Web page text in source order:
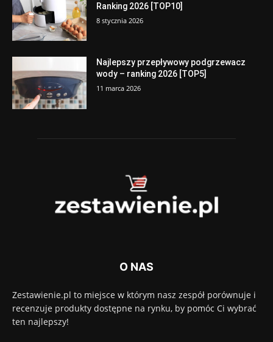
Ranking 2026 [TOP10]
8 stycznia 2026
Najlepszy przepływowy podgrzewacz
wody – ranking 2026 [TOP5]
11 marca 2026
O NAS
Zestawienie.pl to miejsce w którym nasz zespół porównuje i
recenzuje produkty dostępne na rynku, by pomóc Ci wybrać
ten najlepszy!